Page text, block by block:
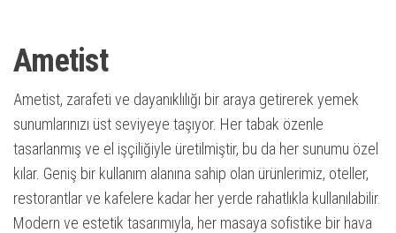
Ametist
Ametist, zarafeti ve dayanıklılığı bir araya getirerek yemek
sunumlarınızı üst seviyeye taşıyor. Her tabak özenle
tasarlanmış ve el işçiliğiyle üretilmiştir, bu da her sunumu özel
kılar. Geniş bir kullanım alanına sahip olan ürünlerimiz, oteller,
restorantlar ve kafelere kadar her yerde rahatlıkla kullanılabilir.
Modern ve estetik tasarımıyla, her masaya sofistike bir hava